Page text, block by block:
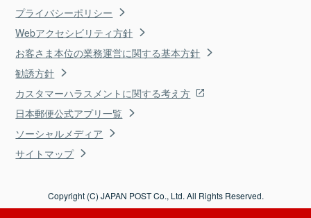
プライバシーポリシー
Webアクセシビリティ方針
お客さま本位の業務運営に関する基本方針
勧誘方針
カスタマーハラスメントに関する考え方
日本郵便公式アプリ一覧
ソーシャルメディア
サイトマップ
Copyright (C) JAPAN POST Co., Ltd. All Rights Reserved.